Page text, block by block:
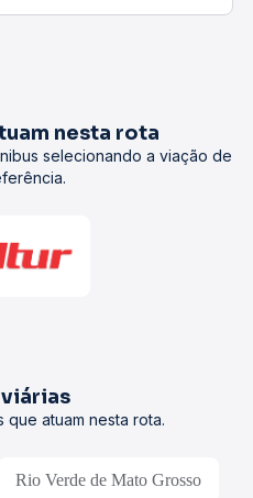
nesta rota
selecionando a viação de
que atuam nesta rota.
Rio Verde de Mato Grosso